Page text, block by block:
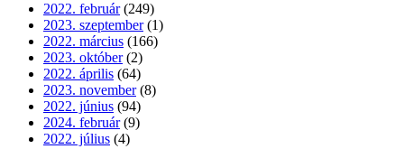
2022. február (249)
2023. szeptember (1)
2022. március (166)
2023. október (2)
2022. április (64)
2023. november (8)
2022. június (94)
2024. február (9)
2022. július (4)